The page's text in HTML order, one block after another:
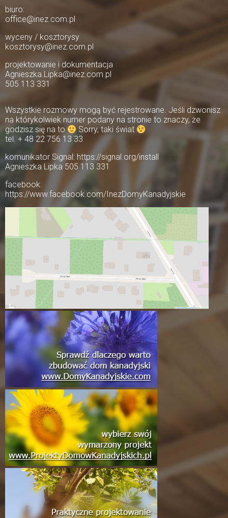
biuro:
office@inez.com.pl
wyceny / kosztorysy
kosztorysy@inez.com.pl
projektowanie i dokumentacja
Agnieszka.Lipka@inez.com.pl
505 113 331
Wszystkie rozmowy mogą być rejestrowane. Jeśli dzwonisz
na którykolwiek numer podany na stronie to znaczy, że
godzisz się na to
Sorry, taki świat
tel. + 48 22 756 13 33
komunikator Signal: https://signal.org/install
Agnieszka Lipka 505 113 331
facebook:
https://www.facebook.com/InezDomyKanadyjskie